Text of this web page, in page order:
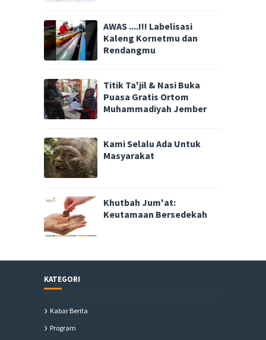
AWAS ....!!! Labelisasi
Kaleng Kornetmu dan
Rendangmu
Titik Ta'jil & Nasi Buka
Puasa Gratis Ortom
Muhammadiyah Jember
Kami Selalu Ada Untuk
Masyarakat
Khutbah Jum'at:
Keutamaan Bersedekah
KATEGORI
Kabar Berita
Program